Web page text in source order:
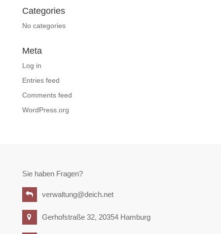
Categories
No categories
Meta
Log in
Entries feed
Comments feed
WordPress.org
Sie haben Fragen?
verwaltung@deich.net
Gerhofstraße 32, 20354 Hamburg